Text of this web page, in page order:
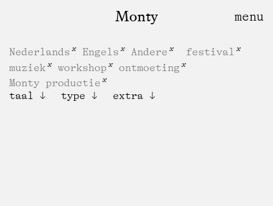
Monty
Nederlands Engels Andere
festival
muziek
workshop
ontmoeting
Monty productie
taal
type extra